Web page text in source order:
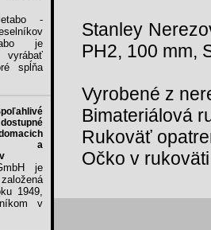
-
je
spĺňa
a
je
1949,
v
Stanley
PH2, 100 mm,
Vyrobené z
Bimateriálová
Rukoväť
Očko v